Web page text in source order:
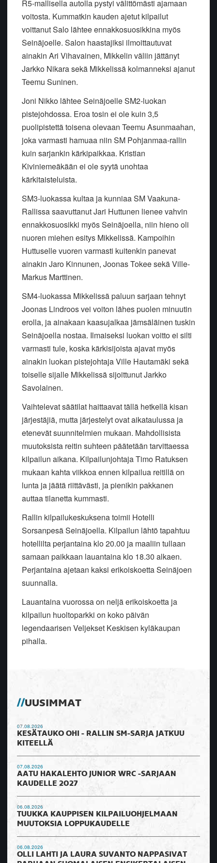
R5-mallisella autolla pystyi välittömästi ajamaan
voitosta. Kummatkin kauden ajetut kilpailut
voittanut Salo lähtee ennakkosuosikkina myös
Seinäjoelle. Salon haastajiksi ilmoittautuvat
ainakin Ari Vihavainen, Mikkelin väliin jättänyt
Jarkko Nikara sekä Mikkelissä kolmanneksi ajanut
Teemu Suninen.
Joni Nikko lähtee Seinäjoelle SM2-luokan
pistejohdossa. Eroa tosin ei ole kuin 3,5
puolipistettä toisena olevaan Teemu Asunmaahan,
joka varmasti hamuaa niin SM Pohjanmaa-rallin
kuin sarjankin kärkipaikkaa. Kristian
Kiviniemeäkään ei ole syytä unohtaa
kärkitaisteluista.
SM3-luokassa kultaa ja kunniaa SM Vaakuna-
Rallissa saavuttanut Jari Huttunen lienee vahvin
ennakkosuosikki myös Seinäjoella, niin hieno oli
nuoren miehen esitys Mikkelissä. Kampoihin
Huttuselle vuoren varmasti kuitenkin panevat
ainakin Jaro Kinnunen, Joonas Tokee sekä Ville-
Markus Marttinen.
SM4-luokassa Mikkelissä paluun sarjaan tehnyt
Joonas Lindroos vei voiton lähes puolen minuutin
erolla, ja ainakaan kaasujalkaa jämsäläinen tuskin
Seinäjoella nostaa. Ilmaiseksi luokan voitto ei silti
varmasti tule, koska kärkisijoista ajavat myös
ainakin luokan pistejohtaja Ville Hautamäki sekä
toiselle sijalle Mikkelissä sijoittunut Jarkko
Savolainen.
Vaihtelevat säätilat haittaavat tällä hetkellä kisan
järjestäjiä, mutta järjestelyt ovat aikataulussa ja
etenevät suunnitelmien mukaan. Mahdollisista
muutoksista reitin suhteen päätetään tarvittaessa
kilpailun aikana. Kilpailunjohtaja Timo Ratuksen
mukaan kahta viikkoa ennen kilpailua reitillä on
lunta ja jäätä riittävästi, ja pienikin pakkanen
auttaa tilanetta kummasti.
Rallin kilpailukeskuksena toimii Hotelli
Sorsanpesä Seinäjoella. Kilpailun lähtö tapahtuu
hotellilta perjantaina klo 20.00 ja maaliin tullaan
samaan paikkaan lauantaina klo 18.30 alkaen.
Perjantaina ajetaan kaksi erikoiskoetta Seinäjoen
suunnalla.
Lauantaina vuorossa on neljä erikoiskoetta ja
kilpailun huoltoparkki on koko päivän
legendaarisen Veljekset Keskisen kyläkaupan
pihalla.
UUSIMMAT
07.08.2026
KESÄTAUKO OHI - RALLIN SM-SARJA JATKUU
KITEELLÄ
07.08.2026
AATU HAKALEHTO JUNIOR WRC -SARJAAN
KAUDELLE 2027
06.08.2026
TUUKKA KAUPPISEN KILPAILUOHJELMAAN
MUUTOKSIA LOPPUKAUDELLE
06.08.2026
OLLI LAHTI JA LAURA SUVANTO NAPPASIVAT